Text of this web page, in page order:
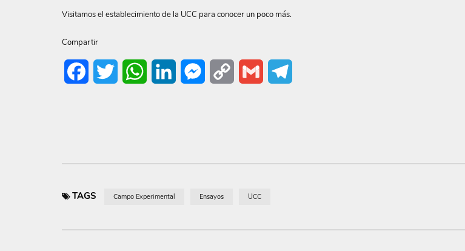
Visitamos el establecimiento de la UCC para conocer un poco más.
Compartir
FacebookTwitter WhatsAppLinkedIn Messenger
Copy
Gmail
TAGS Campo Experimental Ensayos UCC